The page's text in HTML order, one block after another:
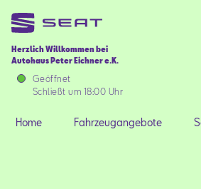
Herzlich Willkommen bei
Autohaus Peter Eichner e.K.
Geöffnet
Schließt um 18:00 Uhr
Home
Fahrzeugangebote
Home Fahrzeugangebote